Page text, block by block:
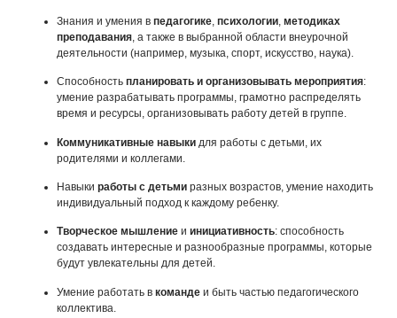
Знания и умения в педагогике психологии методиках
преподавания , а также в выбранной области внеурочной
деятельности (например, музыка, спорт, искусство, наука).
Способность планировать и организовывать мероприятия:
умение разрабатывать программы, грамотно распределять
время и ресурсы, организовывать работу детей в группе.
Коммуникативные навыки для работы с детьми, их
родителями и коллегами.
Навыки работы с детьми разных возрастов, умение находить
индивидуальный подход к каждому ребенку.
Творческое мышление и инициативность: способность
создавать интересные и разнообразные программы, которые
будут увлекательны для детей.
Умение работать в команде и быть частью педагогического
коллектива.